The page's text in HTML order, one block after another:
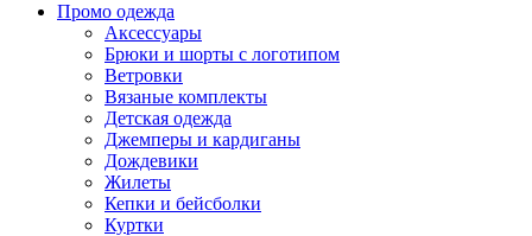
Промо одежда
Аксессуары
Брюки и шорты с логотипом
Ветровки
Вязаные комплекты
Детская одежда
Джемперы и кардиганы
Дождевики
Жилеты
Кепки и бейсболки
Куртки